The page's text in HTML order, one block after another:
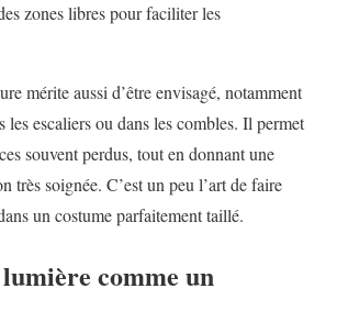
zones libres pour faciliter les
mérite aussi d’être envisagé, notamment
les escaliers ou dans les combles. Il permet
souvent perdus, tout en donnant une
très soignée. C’est un peu l’art de faire
un costume parfaitement taillé.
comme un